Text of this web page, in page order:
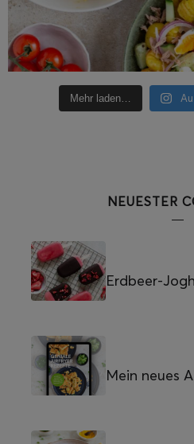
Mehr laden…
NEUESTER
Erdbeer-
Mein neues